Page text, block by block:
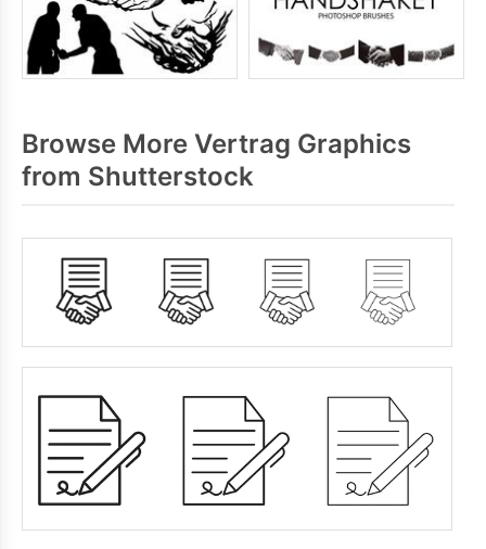
Browse More Vertrag Graphics
from Shutterstock